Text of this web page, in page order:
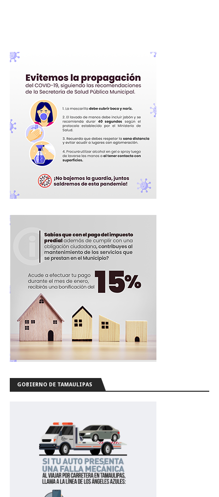
GOBIERNO DE TAMAULIPAS